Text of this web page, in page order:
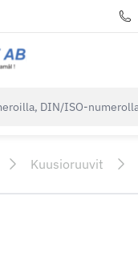
Kuusioruuvit